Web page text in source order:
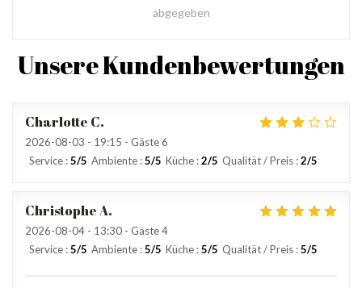
Unsere Kundenbewertungen
Charlotte C
2026-08-03 - 19:15 - Gäste 6
Service :5/5 Ambiente :5/5 Küche :2/5 Qualität / Preis :2/5
ChristopheA
2026-08-04 - 13:30 - Gäste 4
Service :5/5 Ambiente :5/5 Küche :5/5 Qualität / Preis :5/5
abgegeben